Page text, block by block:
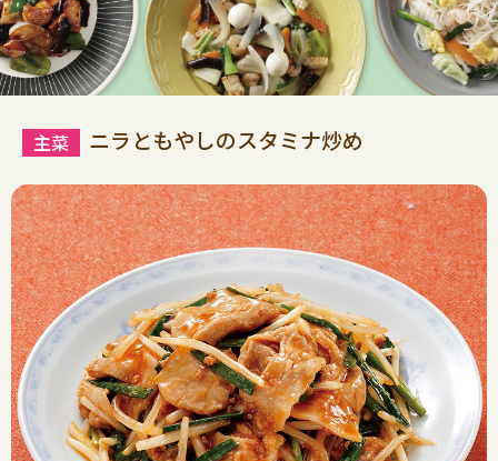
ニラともやしのスタミナ炒め